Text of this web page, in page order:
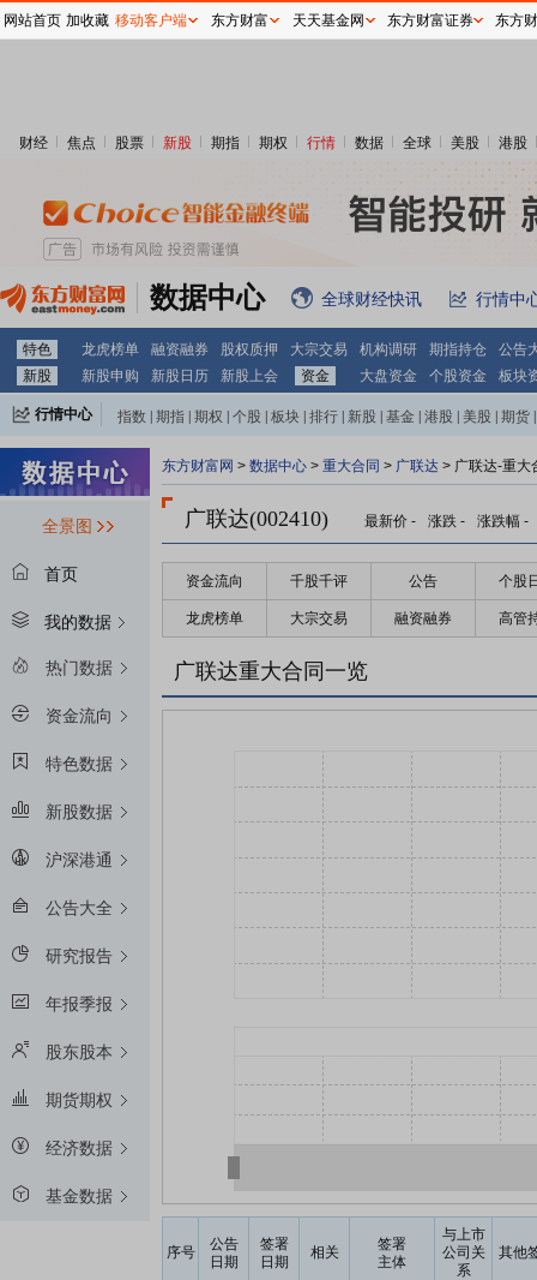
财经 焦点 股票 新股 期指 期权 行情 数据 全球 美股 港股
数据中心 全球财经快讯 行情中
特色 龙虎榜单 融资融券 股权质押 大宗交易 机构调研 期指持仓
公告
新股
新股申购 新股日历 新股上会 资金 大盘资金 个股资金 板块
行情中心 指数 期指 期权 个股 板块 排行 新股 基金 港股 美股 期货
全景图
首页
我的数据
热门数据
资金流向
特色数据
新股数据
沪深港通
公告大全
研究报告
年报季报
股东股本
期货期权
经济数据
基金数据
东方财富网 > 数据中心 > 重大合同 > 广联达 > 广联达-重大
广联达(002410) 最新价 - 涨跌 - 涨跌幅 -
资金流向 千股千评 公告 个股
龙虎榜单 大宗交易 融资融券 高管
广联达重大合同一览
序号
公告
日期
签署
日期
相关
签署
主体
与上市
公司关
系
其他
网站首页 加收藏 移动客户端 东方财富 天天基金网 东方财富证券 东方